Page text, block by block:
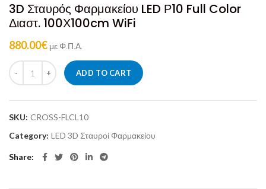
3D Σταυρός Φαρμακείου LED Ρ10 Full Color
Διαστ. 100Χ100cm WiFi
880.00€ με Φ.Π.Α.
ADD TO CART
SKU: CROSS-FLCL10
Category: LED 3D Σταυροί Φαρμακείου
Share